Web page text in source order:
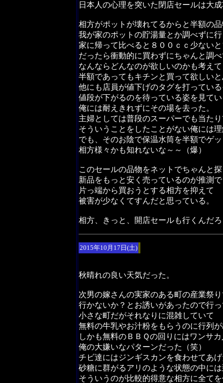
日本人の心理を突いた閉店セールは大
相方がポットが壊れてるからと半額の
我が家のポットの貯湯量とか調べずに
家に帰って比べると８００ｃｃ少ない
だったら衝動的に買わずにちゃんと調
なんならどんなのが欲しいのかも考えて
半額であってもキチンと買って欲しい
他にも店員が値下げのタグを打ってい
値段が下がるのを待っている姿を見て
俺には耐えきれずにその場を去った。
主婦としては普段のスーパーでも当た
そういうことをしたことがない俺には
でも、そのお陰で保温水筒を半額でゲ
相方様々かも知れないな～～（爆）
このセールの品物をネットでちゃんと
新品をもっと安く売っているのが推測
片っ端から買おうとする相方を抑えて
被害が少なくてすんだと思っている。
相方、きっと、開店セールも行くんだ
2015年10月17日(土)
秋晴れの良い天気だった。
次男の嫁さんの実家のある町の産業祭
行かないか？とお誘いがあったので行
小さな町だがそれなりに混雑していて
無料の牛乳やお汁粉をもらうのに行列
しかも無料のＢＢＱの回りにはワンサ
俺の大嫌いなパターンだった（笑）
チビ達にはジンギスカンを食わせてあ
砂糖に群がるアリのような状態の中に
そういうのが比較的得意な相方に全て